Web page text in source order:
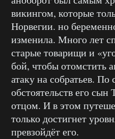
викингом, которые
Норвегии. но
изменила. Много лет
старые товарищи и
бой, чтобы отомстить
атаку на собратьев. По
обстоятельств его сын
отцом. И в этом
только достигнет
превзойдёт его.